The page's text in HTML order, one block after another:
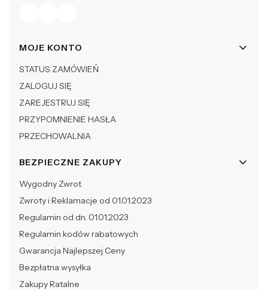
Linki w stopce
MOJE KONTO
STATUS ZAMÓWIEŃ
ZALOGUJ SIĘ
ZAREJESTRUJ SIĘ
PRZYPOMNIENIE HASŁA
PRZECHOWALNIA
BEZPIECZNE ZAKUPY
Wygodny Zwrot
Zwroty i Reklamacje od 01.01.2023
Regulamin od dn. 01.01.2023
Regulamin kodów rabatowych
Gwarancja Najlepszej Ceny
Bezpłatna wysyłka
Zakupy Ratalne